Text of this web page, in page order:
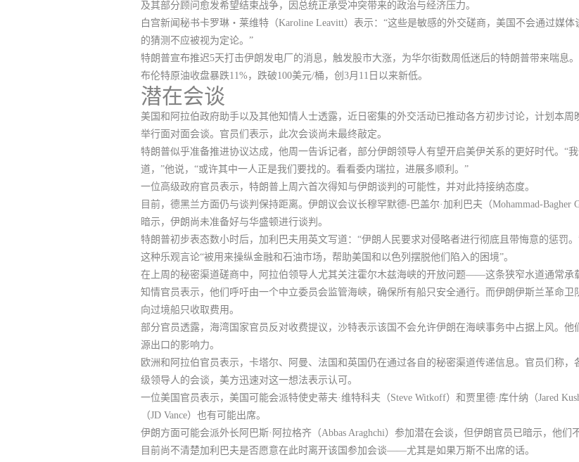
及其部分顾问愈发希望结束战争，因总统正承受冲突带来的政治与经济压力。
白宫新闻秘书卡罗琳・莱维特（Karoline Leavitt）表示：“这些是敏感的外交磋商，美国不会通过媒
的猜测不应被视为定论。”
特朗普宣布推迟5天打击伊朗发电厂的消息，触发股市大涨，为华尔街数周低迷后的特朗普带来喘息
布伦特原油收盘暴跌11%，跌破100美元/桶，创3月11日以来新低。
潜在会谈
美国和阿拉伯政府助手以及其他知情人士透露，近日密集的外交活动已推动各方初步讨论， 计划本周
举行面对面会谈。官员们表示， 此次会谈尚未最终敲定。
特朗普似乎准备推进协议达成，他周一告诉记者，部分伊朗领导人有望开启美伊关系的更好时代。“
道，”他说，“或许其中一人正是我们要找的。看看委内瑞拉，进展多顺利。”
一位高级政府官员表示，特朗普上周六首次得知与伊朗谈判的可能性，并对此持接纳态度。
目前，德黑兰方面仍与谈判保持距离。 伊朗议会议长穆罕默德-巴盖尔·加利巴夫（Mohammad-
暗示，伊朗尚未准备好与华盛顿进行谈判。
特朗普初步表态数小时后，加利巴夫用英文写道：“伊朗人民要求对侵略者进行彻底且带悔意的惩罚
这种乐观言论“被用来操纵金融和石油市场，帮助美国和以色列摆脱他们陷入的困境”。
在上周的秘密渠道磋商中，阿拉伯领导人尤其关注霍尔木兹海峡的开放问题——这条狭窄水道通常承
知情官员表示，他们呼吁由一个中立委员会监管海峡，确保所有船只安全通行。而伊朗伊斯兰革命卫
向过境船只收取费用。
部分官员透露， 海湾国家官员反对收费提议 ，沙特表示该国不会允许伊朗在海峡事务中占据上风。
源出口的影响力。
欧洲和阿拉伯官员表示，卡塔尔、阿曼、法国和英国仍在通过各自的秘密渠道传递信息。官员们称，
级领导人的会谈，美方迅速对这一想法表示认可。
一位美国官员表示， 美国可能会派特使史蒂夫·维特科夫（Steve Witkoff）和贾里德·库什纳（Jared
（JD Vance）也有可能出席。
伊朗方面可能会派外长阿巴斯·阿拉格齐（Abbas Araghchi）参加潜在会谈 ，但伊朗官员已暗示，他们
目前尚不清楚加利巴夫是否愿意在此时离开该国参加会谈——尤其是如果万斯不出席的话。